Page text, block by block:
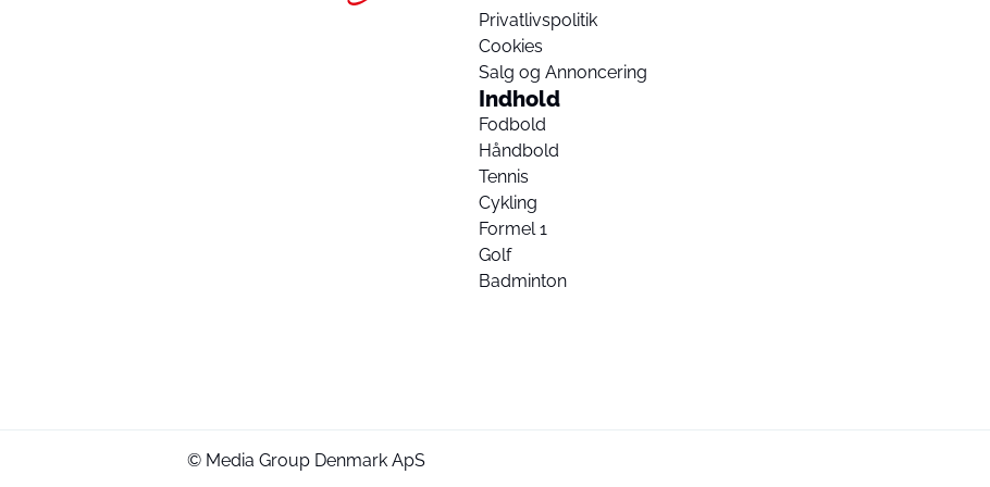
Privatlivspolitik
Cookies
Salg og Annoncering
Indhold
Fodbold
Håndbold
Tennis
Cykling
Formel 1
Golf
Badminton
© Media Group Denmark ApS